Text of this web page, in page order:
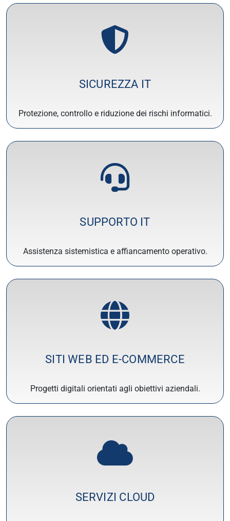
SICUREZZA IT
Protezione, controllo e riduzione dei rischi informatici.
SUPPORTO IT
Assistenza sistemistica e affiancamento operativo.
SITI WEB ED E-COMMERCE
Progetti digitali orientati agli obiettivi aziendali.
SERVIZI CLOUD